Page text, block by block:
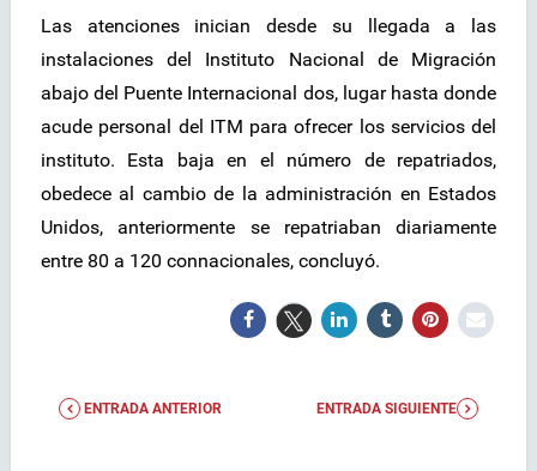
Las atenciones inician desde su llegada a las
instalaciones del Instituto Nacional de Migración
abajo del Puente Internacional dos, lugar hasta donde
acude personal del ITM para ofrecer los servicios del
instituto. Esta baja en el número de repatriados,
obedece al cambio de la administración en Estados
Unidos, anteriormente se repatriaban diariamente
entre 80 a 120 connacionales, concluyó.
ENTRADA ANTERIOR ENTRADA SIGUIENTE